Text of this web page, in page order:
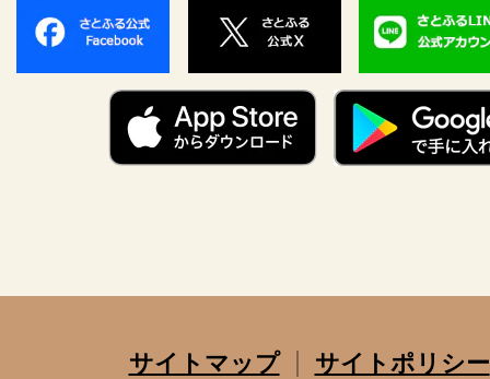
サイトマップ
サイトポリシー